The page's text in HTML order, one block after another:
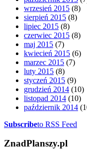
wrzesień 2015 (8)
sierpień 2015 (8)
lipiec 2015 (8)
czerwiec 2015 (8)
maj 2015 (7)
kwiecień 2015 (6)
marzec 2015 (7)
luty 2015 (8)
styczeń 2015 (9)
grudzień 2014 (10)
listopad 2014 (10)
październik 2014
Subscribeto RSS Feed
ZnadPlanszy.pl